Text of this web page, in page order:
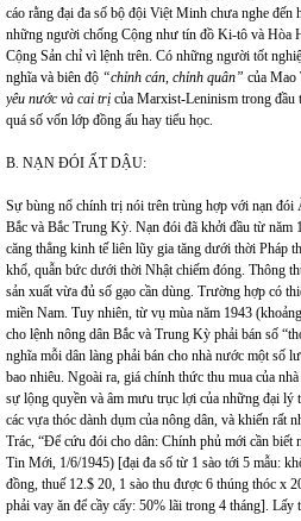
cáo rằng đại đa số bộ đội Việt Minh chưa nghe đến
những người chống Cộng như tín đồ Ki-tô và Hòa
Cộng Sản chỉ vì lệnh trên. Có những người tốt
nghĩa và biên độ “chỉnh cán, chỉnh quân” của Mao
yêu nước và cai trị của Marxist-Leninism trong
quá số vốn lớp đồng ấu hay tiểu học.
B. NẠN ĐÓI ẤT DẬU:
Sự bùng nổ chính trị nói trên trùng hợp với nạn đói
Bắc và Bắc Trung Kỳ. Nạn đói đã khởi đầu từ năm
căng thẳng kinh tế liên lũy gia tăng dưới thời Pháp
khổ, quẫn bức dưới thời Nhật chiếm đóng. Thông
sản xuất vừa đủ số gạo cần dùng. Trường hợp có
miền Nam. Tuy nhiên, từ vụ mùa năm 1943
cho lệnh nông dân Bắc và Trung Kỳ phải bán số
nghĩa mỗi dân làng phải bán cho nhà nước một số
bao nhiêu. Ngoài ra, giá chính thức thu mua của
sự lộng quyền và âm mưu trục lợi của những đại lý
các vựa thóc dành dụm của nông dân, và khiến rất
Trác, “Để cứu đói cho dân: Chính phủ mới cần biết
Tin Mới, 1/6/1945) [đại đa số từ 1 sào tới 5 mẫu:
đồng, thuế 12.$ 20, 1 sào thu được 6 thúng thóc x
phải vay ăn để cầy cấy: 50% lãi trong 4 tháng]. Lấy